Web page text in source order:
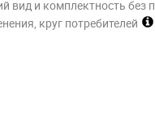
вид и комплектность без
круг потребителей